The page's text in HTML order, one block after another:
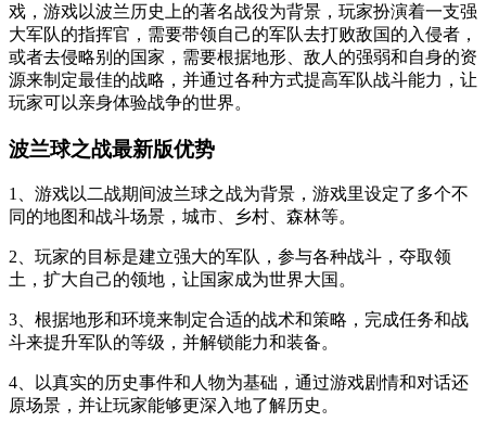
戏，游戏以波兰历史上的著名战役为背景，玩家扮演着一支强
大军队的指挥官，需要带领自己的军队去打败敌国的入侵者，
或者去侵略别的国家，需要根据地形、敌人的强弱和自身的资
源来制定最佳的战略，并通过各种方式提高军队战斗能力，让
玩家可以亲身体验战争的世界。
波兰球之战最新版优势
1、游戏以二战期间波兰球之战为背景，游戏里设定了多个不
同的地图和战斗场景，城市、乡村、森林等。
2、玩家的目标是建立强大的军队，参与各种战斗，夺取领
土，扩大自己的领地，让国家成为世界大国。
3、根据地形和环境来制定合适的战术和策略，完成任务和战
斗来提升军队的等级，并解锁能力和装备。
4、以真实的历史事件和人物为基础，通过游戏剧情和对话还
原场景，并让玩家能够更深入地了解历史。